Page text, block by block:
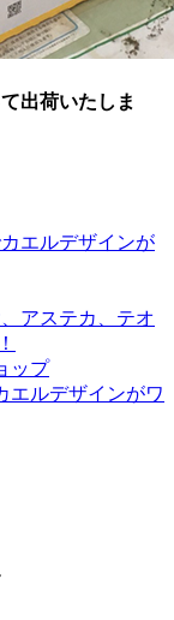
出荷いたしま
エルデザインが
アステカ、テオ
ップ
エルデザインがワ